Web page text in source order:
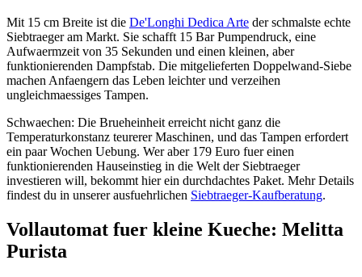
Mit 15 cm Breite ist die De'Longhi Dedica Arte der schmalste echte
Siebtraeger am Markt. Sie schafft 15 Bar Pumpendruck, eine
Aufwaermzeit von 35 Sekunden und einen kleinen, aber
funktionierenden Dampfstab. Die mitgelieferten Doppelwand-Siebe
machen Anfaengern das Leben leichter und verzeihen
ungleichmaessiges Tampen.
Schwaechen: Die Brueheinheit erreicht nicht ganz die
Temperaturkonstanz teurerer Maschinen, und das Tampen erfordert
ein paar Wochen Uebung. Wer aber 179 Euro fuer einen
funktionierenden Hauseinstieg in die Welt der Siebtraeger
investieren will, bekommt hier ein durchdachtes Paket. Mehr Details
findest du in unserer ausfuehrlichen Siebtraeger-Kaufberatung.
Vollautomat fuer kleine Kueche: Melitta
Purista